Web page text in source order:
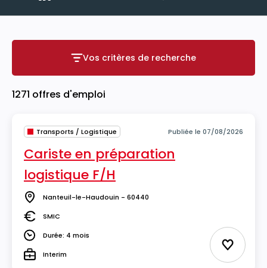
Vos critères de recherche
Vos critères de recherche
1271 offres d'emploi
Transports / Logistique Publiée le 07/08/2026
Cariste en préparation
logistique F/H
Lieu Nanteuil-le-Haudouin - 60440
Salaire
SMIC
DuréeDurée: 4 mois
TypeInterim Ajouter